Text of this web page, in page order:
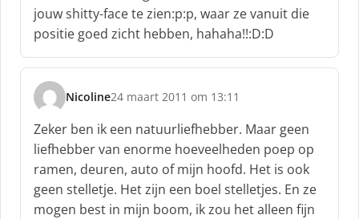
h
r
e
e
f
:
jouw shitty-face te zien:p:p, waar ze vanuit die
positie goed zicht hebben, hahaha!!:D:D
Nicoline
s
c
h
r
e
e
f
24 maart 2011 om 13:11
Zeker ben ik een natuurliefhebber. Maar geen
liefhebber van enorme hoeveelheden poep op
ramen, deuren, auto of mijn hoofd. Het is ook
geen stelletje. Het zijn een boel stelletjes. En ze
mogen best in mijn boom, ik zou het alleen fijn